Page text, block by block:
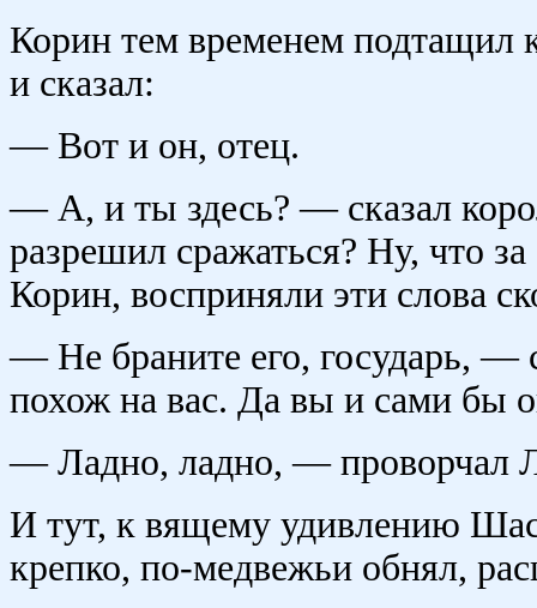
Корин тем временем
и сказал:
— Вот и он, отец.
— А, и ты здесь? — сказал
разрешил сражаться? Ну, что
Корин, восприняли эти слова
— Не браните его, государь,
похож на вас. Да вы и сами бы
— Ладно, ладно, — проворчал
И тут, к вящему удивлению
крепко, по-медвежьи обнял,